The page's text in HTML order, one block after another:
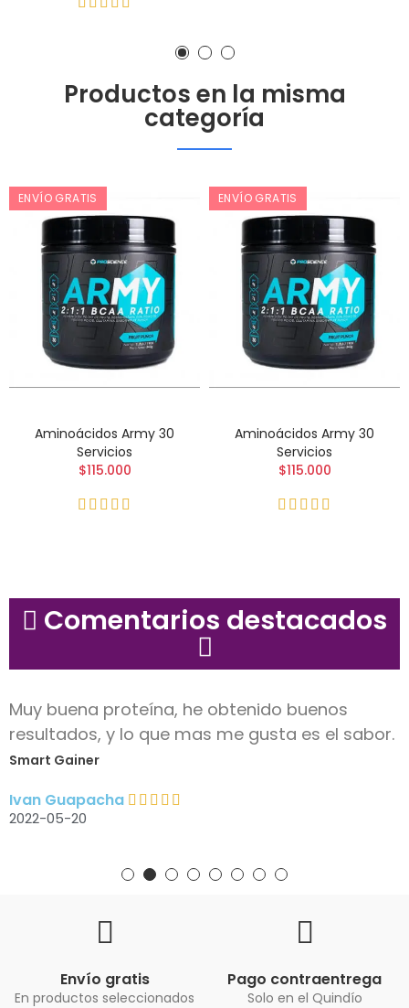
Productos en la misma
categoría
ENVÍO GRATIS
Aminoácidos Army 30
Servicios
$115.000
ENVÍO GRATIS
Aminoácidos Army 30
Servicios
$115.000
Comentarios destacados
Muy buena proteína, he obtenido buenos
resultados, y lo que mas me gusta es el sabor.
Smart Gainer
Ivan Guapacha
2022-05-20
Envío gratis
En productos seleccionados
Pago contraentrega
Solo en el Quindío